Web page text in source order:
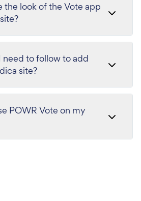
the look of the Vote app
need to follow to add
site?
POWR Vote on my